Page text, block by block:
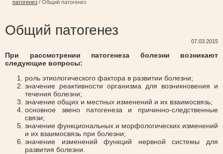
патогенез / Общий патогенез
Общий патогенез
07.03.2015
При рассмотрении патогенеза болезни возникают
следующие вопросы:
роль этиологического фактора в развитии болезни;
значение реактивности организма для возникновения и
течения болезни;
значение общих и местных изменений и их взаимосвязь;
основное звено патогенеза и причинно-следственные
связи;
значение функциональных и морфологических изменений
и их взаимосвязь при болезни;
значение изменений функций нервной системы для
развития болезни.